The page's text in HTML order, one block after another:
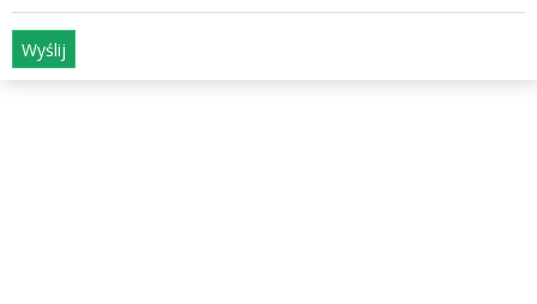
Wyślij